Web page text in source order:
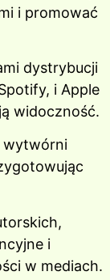
i promować
dystrybucji
i Apple
widoczność.
wytwórni
i
w mediach.